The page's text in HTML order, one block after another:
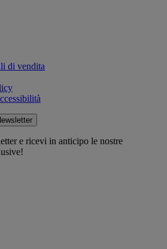
di vendita
e ricevi in anticipo le nostre